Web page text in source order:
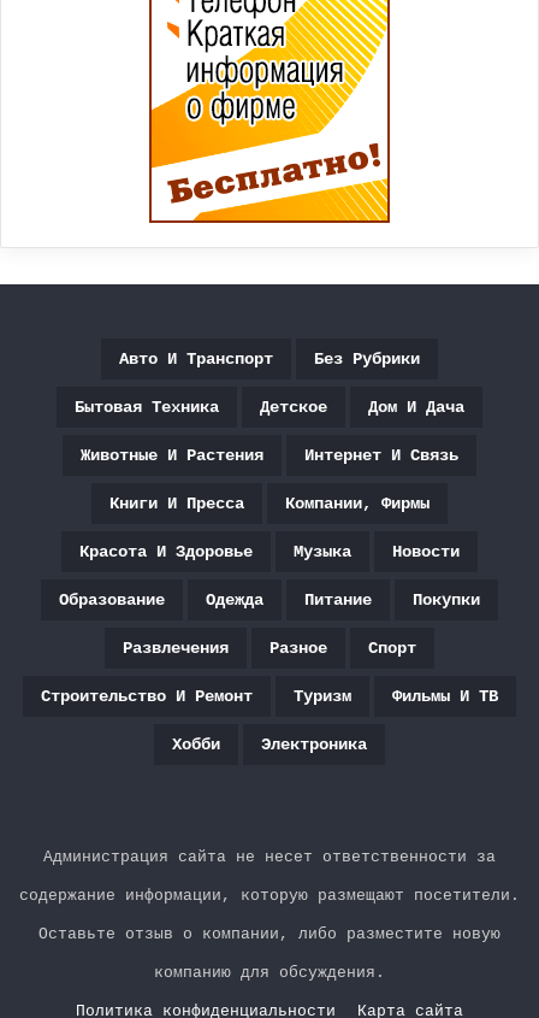
Авто И Транспорт Без Рубрики
Бытовая Техника Детское Дом И Дача
Животные И Растения Интернет И Связь
Книги И Пресса Компании, Фирмы
Красота И Здоровье Музыка Новости
Образование Одежда Питание Покупки
Развлечения Разное Спорт
Строительство И Ремонт Туризм Фильмы И ТВ
Хобби Электроника
Администрация сайта не несет ответственности за
содержание информации, которую размещают посетители.
Оставьте отзыв о компании, либо разместите новую
компанию для обсуждения.
Политика конфиденциальности Карта сайта